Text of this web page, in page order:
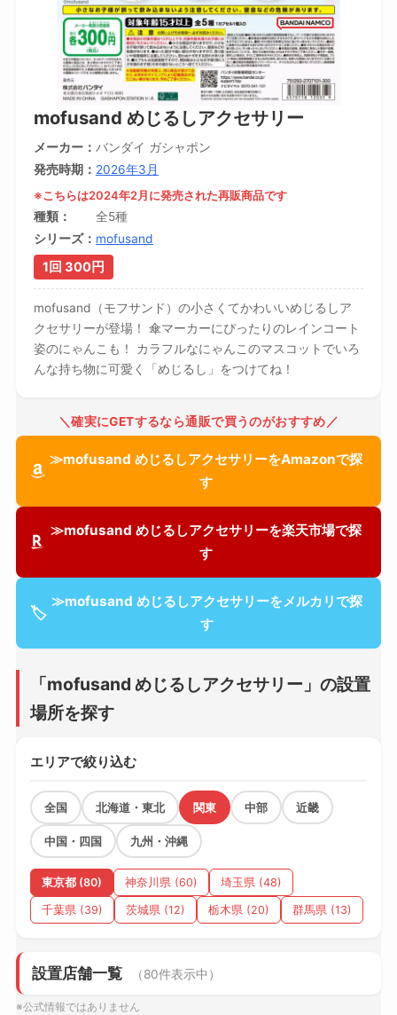
mofusand めじるしアクセサリー
メーカー
バンダイ ガシャポン
発売時期
2026年3月
※こちらは2024年2月に発売された再販商品です
種類
全5種
シリーズ
mofusand
1回 300円
mofusand（モフサンド）の小さくてかわいいめじるしア
クセサリーが登場！ 傘マーカーにぴったりのレインコート
姿のにゃんこも！ カラフルなにゃんこのマスコットでいろ
んな持ち物に可愛く「めじるし」をつけてね！
＼確実にGETするなら通販で買うのがおすすめ／
≫mofusand めじるしアクセサリーをAmazonで探
す
≫mofusand めじるしアクセサリーを楽天市場で探
す
🏷
≫mofusand めじるしアクセサリーをメルカリで探
す
「mofusand めじるしアクセサリー」の設置
場所を探す
エリアで絞り込む
全国 北海道・東北 関東 中部 近畿
中国・四国 九州・沖縄
東京都 (80) 神奈川県 (60) 埼玉県 (48)
千葉県 (39) 茨城県 (12) 栃木県 (20) 群馬県 (13)
設置店舗一覧 （80件表示中）
※公式情報ではありません